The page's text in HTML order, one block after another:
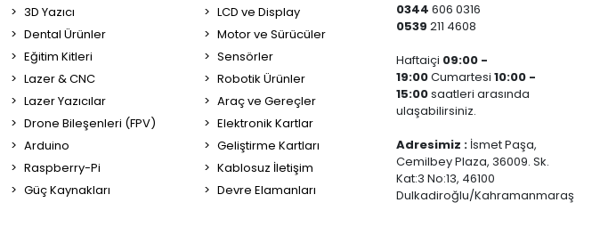
3D Yazıcı
Dental Ürünler
Eğitim Kitleri
Lazer & CNC
Lazer Yazıcılar
Drone Bileşenleri (FPV)
Arduino
Raspberry-Pi
Güç Kaynakları
LCD ve Display
Motor ve Sürücüler
Sensörler
Robotik Ürünler
Araç ve Gereçler
Elektronik Kartlar
Geliştirme Kartları
Kablosuz İletişim
Devre Elamanları
0344606 0316
0539211 4608
Haftaiçi 09:00 -
19:00Cumartesi10:00 -
15:00saatleri arasında
ulaşabilirsiniz.
Adresimiz : İsmet Paşa,
Cemilbey Plaza, 36009. Sk.
Kat:3 No:13, 46100
Dulkadiroğlu/Kahramanmaraş